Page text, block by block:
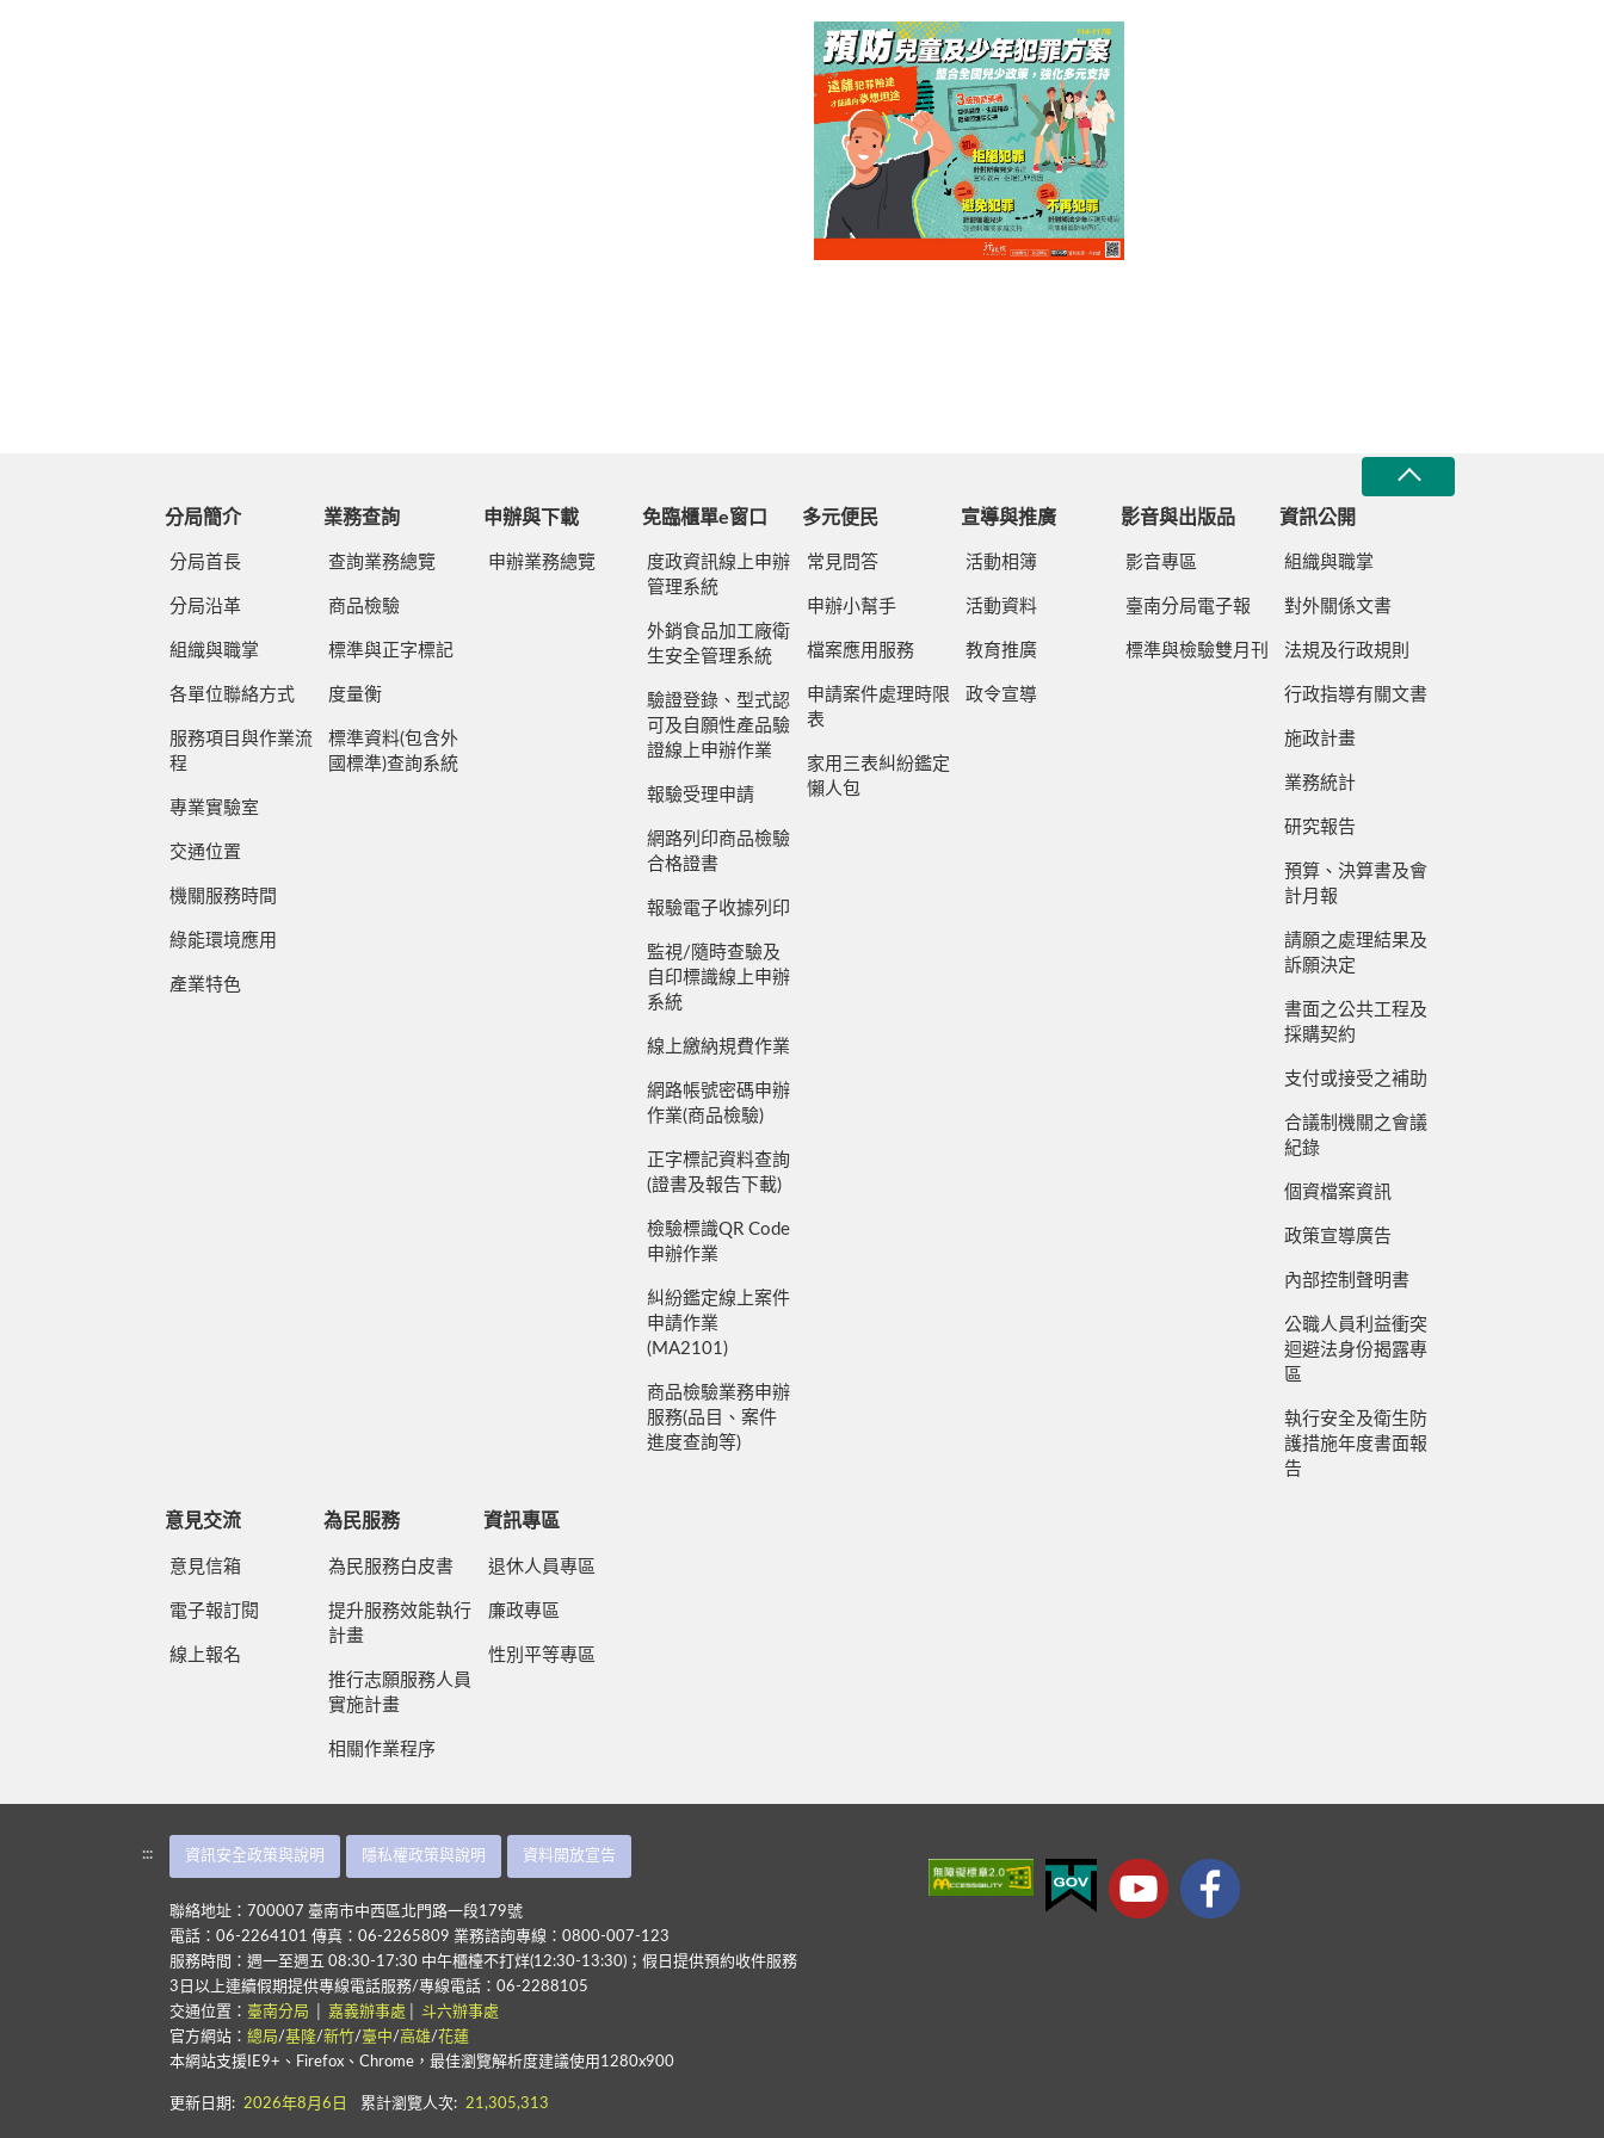
分局簡介
分局首長
分局沿革
組織與職掌
各單位聯絡方式
服務項目與作業流
程
專業實驗室
交通位置
機關服務時間
綠能環境應用
產業特色
業務查詢
查詢業務總覽
商品檢驗
標準與正字標記
度量衡
標準資料(包含外
國標準)查詢系統
申辦與下載
申辦業務總覽
免臨櫃單e窗口
度政資訊線上申辦
管理系統
外銷食品加工廠衛
生安全管理系統
驗證登錄、型式認
可及自願性產品驗
證線上申辦作業
報驗受理申請
網路列印商品檢驗
合格證書
報驗電子收據列印
監視/隨時查驗及
自印標識線上申辦
系統
線上繳納規費作業
網路帳號密碼申辦
作業(商品檢驗)
正字標記資料查詢
(證書及報告下載)
檢驗標識QR Code
申辦作業
糾紛鑑定線上案件
申請作業
(MA2101)
商品檢驗業務申辦
服務(品目、案件
進度查詢等)
多元便民
常見問答
申辦小幫手
檔案應用服務
申請案件處理時限
表
家用三表糾紛鑑定
懶人包
宣導與推廣
活動相簿
活動資料
教育推廣
政令宣導
影音與出版品
影音專區
臺南分局電子報
標準與檢驗雙月刊
資訊公開
組織與職掌
對外關係文書
法規及行政規則
行政指導有關文書
施政計畫
業務統計
研究報告
預算、決算書及會
計月報
請願之處理結果及
訴願決定
書面之公共工程及
採購契約
支付或接受之補助
合議制機關之會議
紀錄
個資檔案資訊
政策宣導廣告
內部控制聲明書
公職人員利益衝突
迴避法身份揭露專
區
執行安全及衛生防
護措施年度書面報
告
意見交流
意見信箱
電子報訂閱
線上報名
為民服務
為民服務白皮書
提升服務效能執行
計畫
推行志願服務人員
實施計畫
相關作業程序
資訊專區
退休人員專區
廉政專區
性別平等專區
::: 資訊安全政策與說明 隱私權政策與說明 資料開放宣告
聯絡地址：700007 臺南市中西區北門路一段179號
電話：06-2264101 傳真：06-2265809 業務諮詢專線：0800-007-123
服務時間：週一至週五 08:30-17:30 中午櫃檯不打烊(12:30-13:30)；假日提供預約收件服務
3日以上連續假期提供專線電話服務/專線電話：06-2288105
交通位置： 臺南分局 嘉義辦事處
斗六辦事處
官方網站： 總局/基隆/新竹/臺中/高雄/花蓮
本網站支援IE9+、Firefox、Chrome，最佳瀏覽解析度建議使用1280x900
更新日期: 2026年8月6日 累計瀏覽人次: 21,305,313